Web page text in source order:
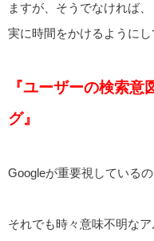
ますが、そうでなければ
実に時間をかけるようにし
『ユーザーの検索意
グ』
Googleが重要視しているの
それでも時々意味不明な